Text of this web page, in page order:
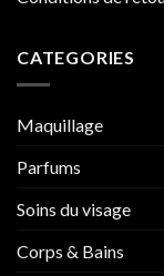
CATEGORIES
Maquillage
Parfums
Soins du visage
Corps & Bains